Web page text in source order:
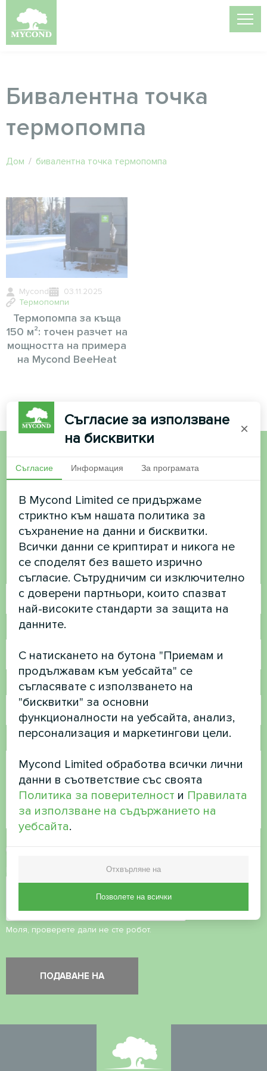
Бивалентна точка
термопомпа
Дом / бивалентна точка термопомпа
Mycond
03.11.2025
Термопомпи
Термопомпа за къща
150 м²: точен разчет на
мощността на примера
на Mycond BeeHeat
Искате да купите или
имате въпроси?
Свържете се с нас и ние ще ви
помогнем
Име
Телефонен номер
Имейл
Коментар
Проверка на сигурността*
Моля, проверете дали не сте робот.
Съгласие за използване
на бисквитки
×
Съгласие Информация За програмата
В Mycond Limited се придържаме
стриктно към нашата политика за
съхранение на данни и бисквитки.
Всички данни се криптират и никога не
се споделят без вашето изрично
съгласие. Сътрудничим си изключително
с доверени партньори, които спазват
най-високите стандарти за защита на
данните.
С натискането на бутона "Приемам и
продължавам към уебсайта" се
съгласявате с използването на
"бисквитки" за основни
функционалности на уебсайта, анализ,
персонализация и маркетингови цели.
Mycond Limited обработва всички лични
данни в съответствие със своята
Политика за поверителност и Правилата
за използване на съдържанието на
уебсайта.
Отхвърляне на
Позволете на всички